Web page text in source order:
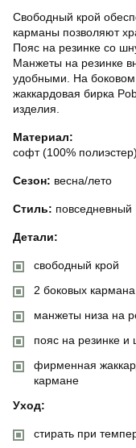
Свободный крой
карманы позволяют
Пояс на резинке со
Манжеты на резинке
удобными. На
жаккардовая бирка
изделия.
Материал:
софт (100% полиэстер)
Сезон: весна/лето
Стиль: повседневный
Детали:
свободный крой
2 боковых кармана
манжеты низа на
пояс на резинке и
фирменная
кармане
Уход:
стирать при